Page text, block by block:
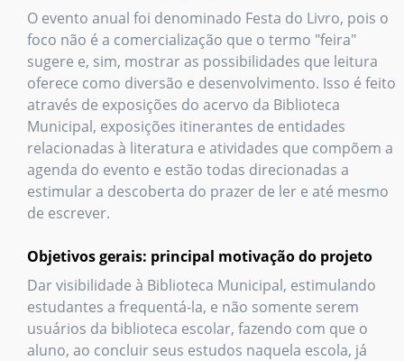
O evento anual foi denominado Festa do Livro, pois o
foco não é a comercialização que o termo "feira"
sugere e, sim, mostrar as possibilidades que leitura
oferece como diversão e desenvolvimento. Isso é feito
através de exposições do acervo da Biblioteca
Municipal, exposições itinerantes de entidades
relacionadas à literatura e atividades que compõem a
agenda do evento e estão todas direcionadas a
estimular a descoberta do prazer de ler e até mesmo
de escrever.
Objetivos gerais: principal motivação do projeto
Dar visibilidade à Biblioteca Municipal, estimulando
estudantes a frequentá-la, e não somente serem
usuários da biblioteca escolar, fazendo com que o
aluno, ao concluir seus estudos naquela escola, já